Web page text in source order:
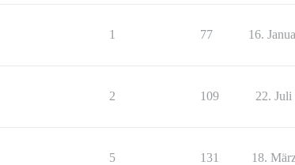
1 77 16.
2 109 22. Juli
5 131 18.